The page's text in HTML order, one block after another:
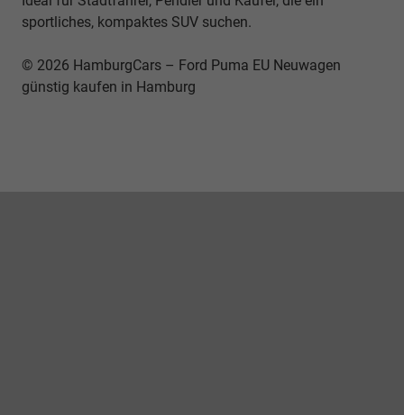
sportliches, kompaktes SUV suchen.
© 2026 HamburgCars – Ford Puma EU Neuwagen
günstig kaufen in Hamburg